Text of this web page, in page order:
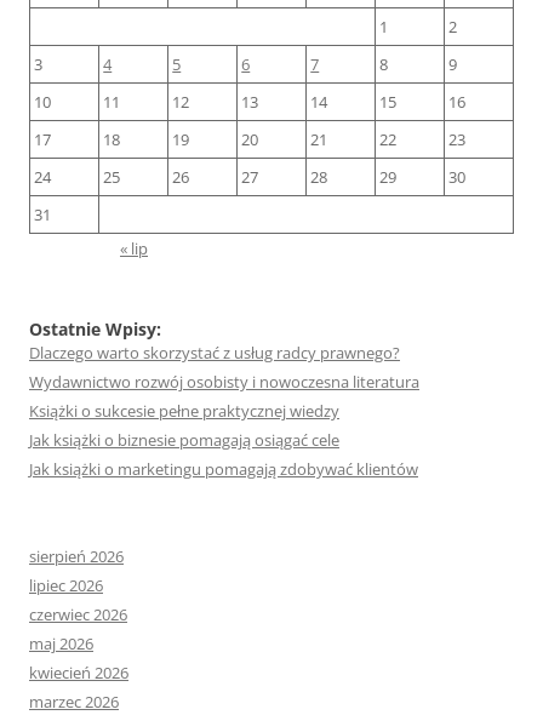
1
2
3
4 5 6 7 8
9
10
11 12 13 14 15
16
17
18 19 20 21 22
23
24
25 26 27 28 29
30
31
« lip
Ostatnie Wpisy:
Dlaczego warto skorzystać z usług radcy prawnego?
Wydawnictwo rozwój osobisty i nowoczesna literatura
Książki o sukcesie pełne praktycznej wiedzy
Jak książki o biznesie pomagają osiągać cele
Jak książki o marketingu pomagają zdobywać klientów
sierpień 2026
lipiec 2026
czerwiec 2026
maj 2026
kwiecień 2026
marzec 2026